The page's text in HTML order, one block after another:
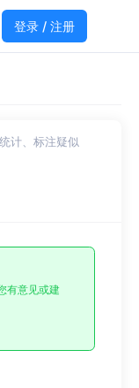
登录 / 注册
计、标注疑似
有意见或建